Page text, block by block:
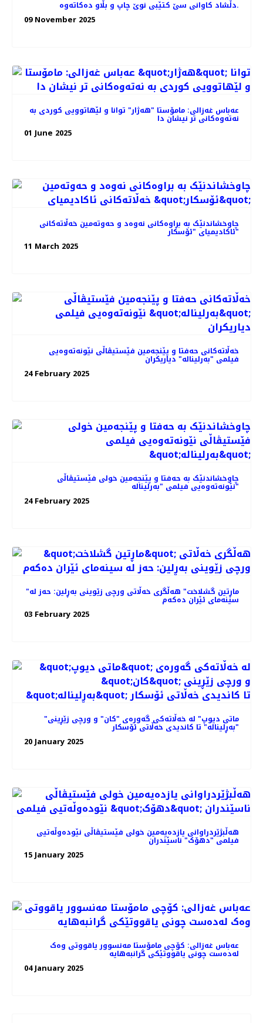
دڵشاد کاوانى سێ کتێبى نوێ چاپ و بڵاو دەکاتەوە.
09 November 2025
عەباس غەزالی: مامۆستا "هەژار" توانا و لێهاتوویی کوردی به
نەتەوەکانی تر نیشان دا
01 June 2025
چاوخشاندنێک به براوه‌کانی نه‌وه‌د و حه‌و‌ته‌مین خه‌ڵاته‌کانی
ئاکادیمیای "ئۆسکار"
11 March 2025
خه‌ڵاته‌کانی حه‌فتا و پێنجه‌مین فێستیڤاڵی نێونه‌ته‌وه‌یی
فیلمی "بەرلیناله" دیاریکران
24 February 2025
چاوخشاندنێک به حه‌فتا و پێنجه‌مین خولی فێستیڤاڵی
نێونه‌ته‌وه‌یی فیلمی "بەرلیناله"
24 February 2025
"ماڕتین گشلاخت" هە‌ڵگری خه‌ڵاتی ورچی زێوینی بەڕلین: حه‌ز له
سینه‌مای ئێران ده‌که‌م
03 February 2025
"ماتی دیوپ" لە خه‌ڵاته‌کی گه‌وره‌ی "کان" و ورچی زێڕینی
"بەڕلیناله" تا کاندیدی خه‌ڵاتی ئۆسکار
20 January 2025
هه‌ڵبژێردراوانی یازده‌یه‌مین خولی فێستیڤاڵی نێودەوڵەتیی
فیلمی "دهۆک" ناسێندران
15 January 2025
عەباس غەزالی: کۆچی مامۆستا مه‌نسوور یاقووتی وه‌ک
له‌ده‌ست چونی یاقووتێکی گرانبه‌هایه
04 January 2025